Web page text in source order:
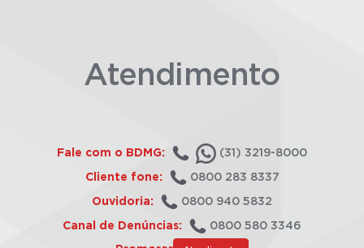
Atendimento
Fale com o BDMG: (31) 3219-8000
Cliente fone: 0800 283 8337
Ouvidoria: 0800 940 5832
Canal de Denúncias: 0800 580 3346